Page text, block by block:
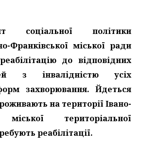
соціальної політики
Франківської міської ради
до відповідних
з інвалідністю усіх
захворювання. Йдеться
на території Івано-
міської територіальної
реабілітації.